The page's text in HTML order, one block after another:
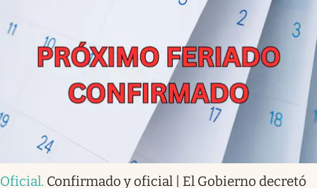
Oficial. Confirmado y oficial | El Gobierno decretó